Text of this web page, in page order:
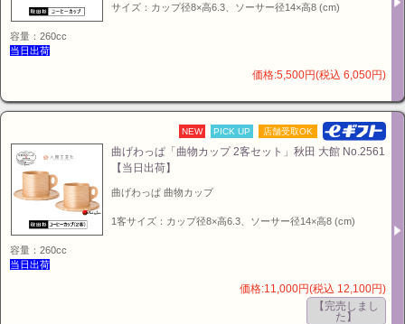
サイズ：カップ径8×高6.3、ソーサー径14×高8 (cm)
容量：260cc
当日出荷
価格:5,500円(税込 6,050円)
NEW PICK UP 店舗受取OK
曲げわっぱ「曲物カップ 2客セット」秋田 大館 No.2561
【当日出荷】
曲げわっぱ 曲物カップ
1客サイズ：カップ径8×高6.3、ソーサー径14×高8 (cm)
容量：260cc
当日出荷
価格:11,000円(税込 12,100円)
【完売しまし
た】